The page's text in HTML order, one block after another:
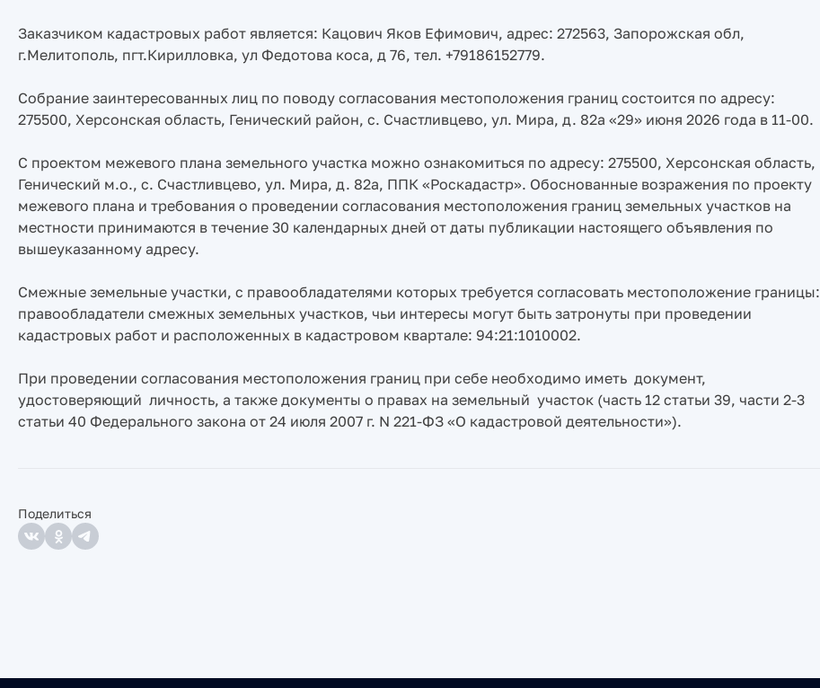
Заказчиком кадастровых работ является: Кацович Яков Ефимович, адрес: 272563, Запорожская обл,
г.Мелитополь, пгт.Кирилловка, ул Федотова коса, д 76, тел. +79186152779.
Собрание заинтересованных лиц по поводу согласования местоположения границ состоится по адресу:
275500, Херсонская область, Генический район, с. Счастливцево, ул. Мира, д. 82а «29» июня 2026 года в 11-00.
С проектом межевого плана земельного участка можно ознакомиться по адресу: 275500, Херсонская область,
Генический м.о., с. Счастливцево, ул. Мира, д. 82а, ППК «Роскадастр». Обоснованные возражения по проекту
межевого плана и требования о проведении согласования местоположения границ земельных участков на
местности принимаются в течение 30 календарных дней от даты публикации настоящего объявления по
вышеуказанному адресу.
Смежные земельные участки, с правообладателями которых требуется согласовать местоположение границы:
правообладатели смежных земельных участков, чьи интересы могут быть затронуты при проведении
кадастровых работ и расположенных в кадастровом квартале: 94:21:1010002.
При проведении согласования местоположения границ при себе необходимо иметь документ,
удостоверяющий личность, а также документы о правах на земельный участок (часть 12 статьи 39, части 2-3
статьи 40 Федерального закона от 24 июля 2007 г. N 221-ФЗ «О кадастровой деятельности»).
Поделиться